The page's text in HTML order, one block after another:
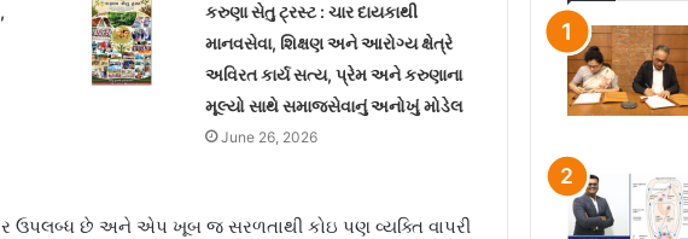
કરુણા સેતુ ટ્રસ્ટ : ચાર દાયકાથી
માનવસેવા, શિક્ષણ અને આરોગ્ય ક્ષેત્રે
અવિરત કાર્ય સત્ય, પ્રેમ અને કરુણાના
મૂલ્યો સાથે સમાજસેવાનું અનોખું મોડેલ
June 26, 2026
ઉપલબ્ધ છે અને એપ ખૂબ જ સરળતાથી કોઇ પણ વ્યક્તિ વાપરી